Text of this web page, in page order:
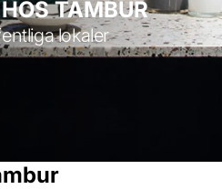
TAMBUR
lokaler